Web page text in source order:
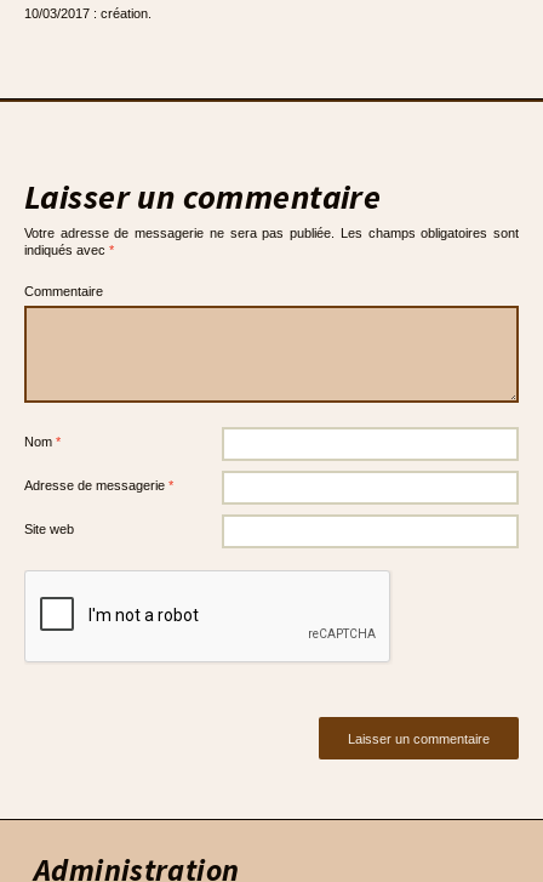
10/03/2017 : création.
Laisser un commentaire
Votre adresse de messagerie ne sera pas publiée.
Les champs obligatoires sont
indiqués avec *
Commentaire
Nom *
Adresse de messagerie *
Site web
Administration